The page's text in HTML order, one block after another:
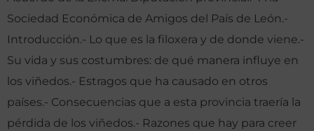
Sociedad Económica de Amigos del País de León.-
Introducción.- Lo que es la filoxera y de donde viene.-
Su vida y sus costumbres: de qué manera influye en
los viñedos.- Estragos que ha causado en otros
países.- Consecuencias que a esta provincia traería la
pérdida de los viñedos.- Razones que hay para creer